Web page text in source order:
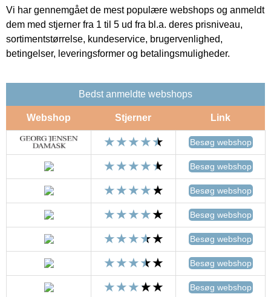
Vi har gennemgået de mest populære webshops og anmeldt
dem med stjerner fra 1 til 5 ud fra bl.a. deres prisniveau,
sortimentstørrelse, kundeservice, brugervenlighed,
betingelser, leveringsformer og betalingsmuligheder.
Bedst anmeldte webshops
Webshop Stjerner Link
Besøg webshop
Besøg webshop
Besøg webshop
Besøg webshop
Besøg webshop
Besøg webshop
Besøg webshop